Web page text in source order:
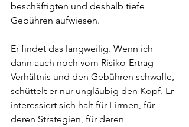
beschäftigten und deshalb tiefe
Gebühren aufwiesen.
Er findet das langweilig. Wenn ich
dann auch noch vom Risiko-Ertrag-
Verhältnis und den Gebühren schwafle,
schüttelt er nur ungläubig den Kopf. Er
interessiert sich halt für Firmen, für
deren Strategien, für deren